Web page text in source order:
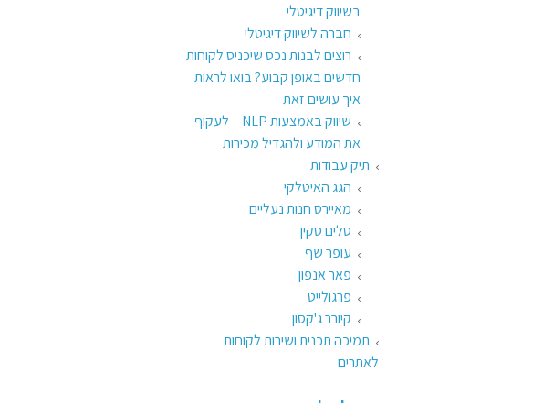
בשיווק דיגיטלי
חברה לשיווק דיגיטלי
רוצים לבנות נכס שיכניס לקוחות
חדשים באופן קבוע? בואו לראות
איך עושים זאת​
שיווק באמצעות NLP – לעקוף
את המודע ולהגדיל מכירות
תיק עבודות
הגג האיטלקי
מאיירס חנות נעליים
סלים סקין
עופר שף
פאר אנפון
פרגולייט
קיורר ג'קסון
תמיכה תכנית ושירות לקוחות
לאתרים